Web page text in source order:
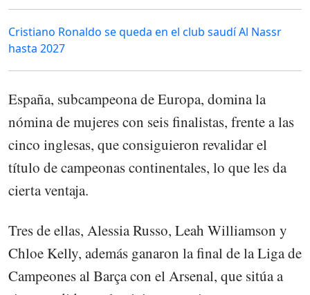
Cristiano Ronaldo se queda en el club saudí Al Nassr
hasta 2027
España, subcampeona de Europa, domina la
nómina de mujeres con seis finalistas, frente a las
cinco inglesas, que consiguieron revalidar el
título de campeonas continentales, lo que les da
cierta ventaja.
Tres de ellas, Alessia Russo, Leah Williamson y
Chloe Kelly, además ganaron la final de la Liga de
Campeones al Barça con el Arsenal, que sitúa a